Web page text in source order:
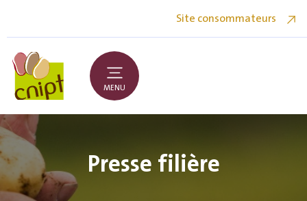
Site consommateurs
MENU
Presse filière